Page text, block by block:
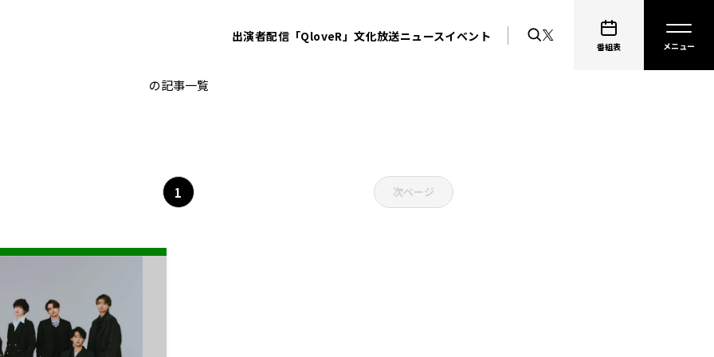
出演者配信「QloveR」文化放送ニュースイベント
番組表
の記事一覧
1 次ページ